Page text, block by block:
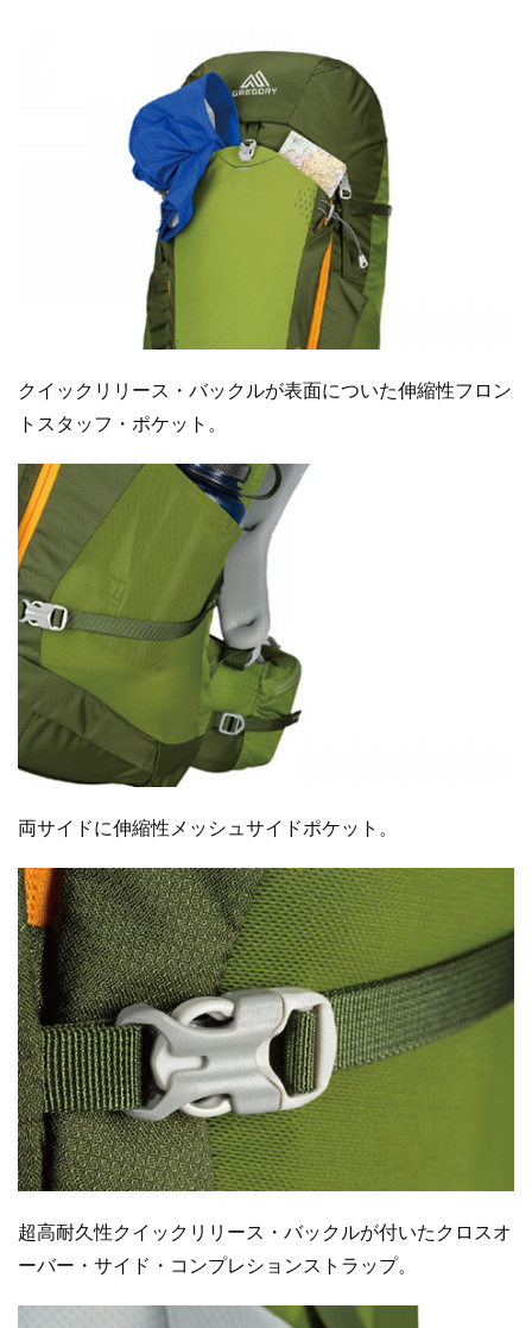
クイックリリース・バックルが表面についた伸縮性フロン
トスタッフ・ポケット。
両サイドに伸縮性メッシュサイドポケット。
超高耐久性クイックリリース・バックルが付いたクロスオ
ーバー・サイド・コンプレションストラップ。